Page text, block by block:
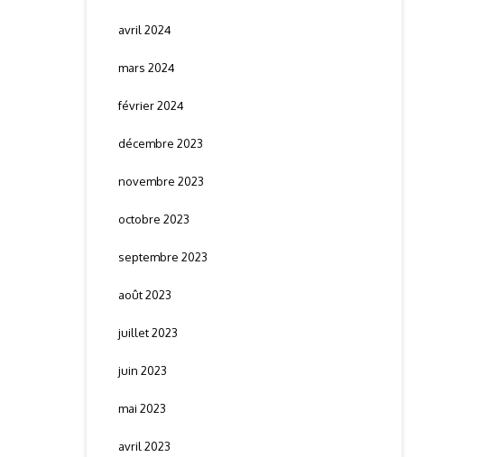
avril 2024
mars 2024
février 2024
décembre 2023
novembre 2023
octobre 2023
septembre 2023
août 2023
juillet 2023
juin 2023
mai 2023
avril 2023